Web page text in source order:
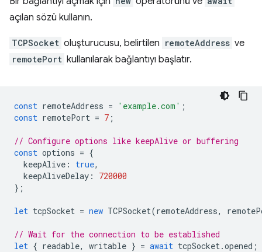
açılan sözü kullanın.
TCPSocket oluşturucusu, belirtilen remoteAddress ve
remotePort kullanılarak bağlantıyı başlatır.
const remoteAddress = 'example.com' ;
const remotePort = 7 ;
// Configure options like keepAlive or buffering
const options = {
keepAlive : true,
keepAliveDelay :
720000
};
let tcpSocket = new TCPSocket(remoteAddress,
// Wait for the connection to be established
let { readable, writable } = await tcpSocket.opened ;